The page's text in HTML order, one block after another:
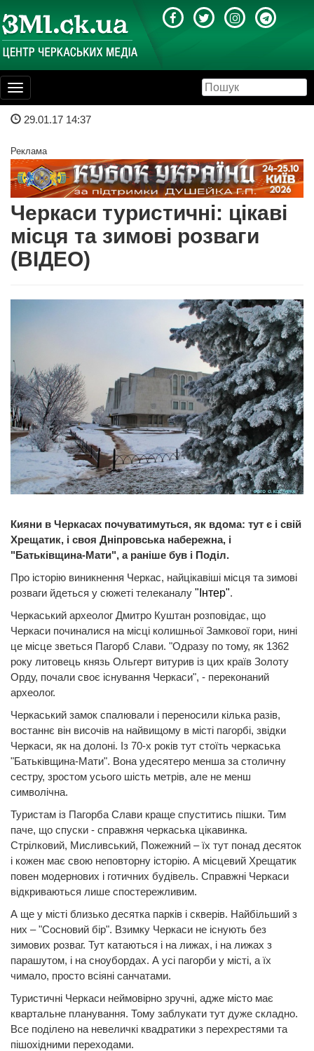
Toggle
navigation
29.01.17 14:37
Реклама
Черкаси туристичні: цікаві
місця та зимові розваги
(ВІДЕО)
Кияни в Черкасах почуватимуться, як вдома: тут є і свій
Хрещатик, і своя Дніпровська набережна, і
"Батьківщина-Мати", а раніше був і Поділ.
Про історію виникнення Черкас, найцікавіші місця та зимові
розваги йдеться у сюжеті телеканалу "Інтер".
Черкаський археолог Дмитро Куштан розповідає, що
Черкаси починалися на місці колишньої Замкової гори, нині
це місце зветься Пагорб Слави. "Одразу по тому, як 1362
року литовець князь Ольгерт витурив із цих країв Золоту
Орду, почали своє існування Черкаси", - переконаний
археолог.
Черкаський замок спалювали і переносили кілька разів,
востаннє він височів на найвищому в місті пагорбі, звідки
Черкаси, як на долоні. Із 70-х років тут стоїть черкаська
"Батьківщина-Мати". Вона удесятеро менша за столичну
сестру, зростом усього шість метрів, але не менш
символічна.
Туристам із Пагорба Слави краще спуститись пішки. Тим
паче, що спуски - справжня черкаська цікавинка.
Стрілковий, Мисливський, Пожежний – їх тут понад десяток
і кожен має свою неповторну історію. А місцевий Хрещатик
повен модернових і готичних будівель. Справжні Черкаси
відкриваються лише спостережливим.
А ще у місті близько десятка парків і скверів. Найбільший з
них – "Сосновий бір". Взимку Черкаси не існують без
зимових розваг. Тут катаються і на лижах, і на лижах з
парашутом, і на сноубордах. А усі пагорби у місті, а їх
чимало, просто всіяні санчатами.
Туристичні Черкаси неймовірно зручні, адже місто має
квартальне планування. Тому заблукати тут дуже складно.
Все поділено на невеличкі квадратики з перехрестями та
пішохідними переходами.